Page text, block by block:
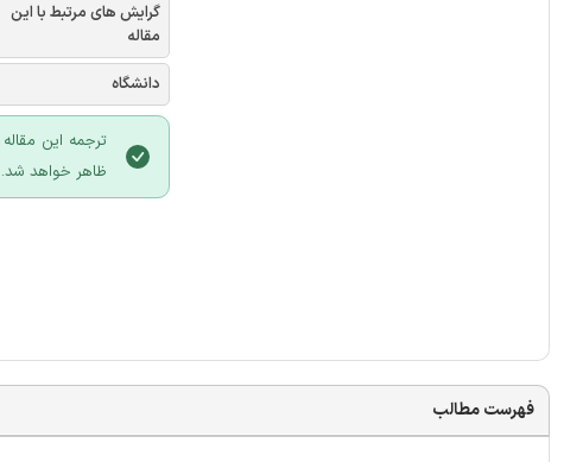
گرایش های مرتبط با این
مقاله
دانشگاه
ترجمه این
ظاهر خواهد شد.
فهرست مطالب